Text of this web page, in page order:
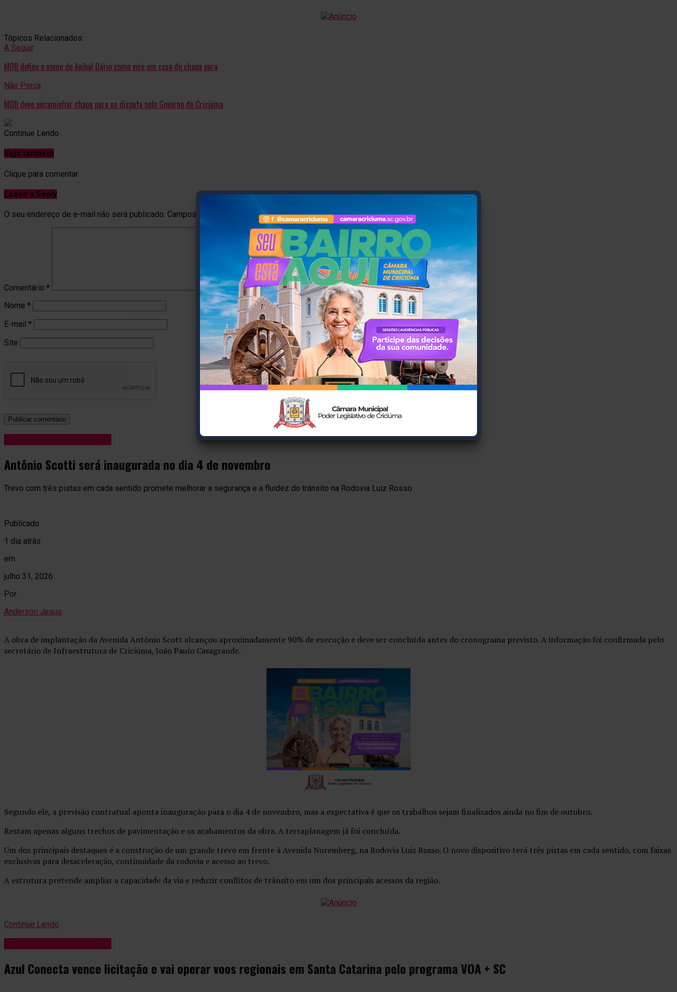
Tópicos Relacionados:
A Seguir
MDB define o nome de Aníbal Dário como vice em caso de chapa pura
Não Perca
MDB deve encaminhar chapa pura na disputa pelo Governo de Criciúma
Continue Lendo
Veja também
Clique para comentar
Leave a Reply
O seu endereço de e-mail não será publicado. Campos obrigatórios são marcados com*
Comentário *
Nome *
E-mail *
Site
Antônio Scotti será inaugurada no dia 4 de novembro
Trevo com três pistas em cada sentido promete melhorar a segurança e a fluidez do trânsito na Rodovia Luiz Rosso
Publicado
1 dia atrás
em
julho 31, 2026
Por
Anderson Jesus
A obra de implantação da Avenida Antônio Scott alcançou aproximadamente 90% de execução e deve ser concluída antes do cronograma previsto. A informação foi confirmada pelo
secretário de Infraestrutura de Criciúma, João Paulo Casagrande.
Segundo ele, a previsão contratual aponta inauguração para o dia 4 de novembro, mas a expectativa é que os trabalhos sejam finalizados ainda no fim de outubro.
Restam apenas alguns trechos de pavimentação e os acabamentos da obra. A terraplanagem já foi concluída.
Um dos principais destaques é a construção de um grande trevo em frente à Avenida Nuremberg, na Rodovia Luiz Rosso. O novo dispositivo terá três pistas em cada sentido, com faixas
exclusivas para desaceleração, continuidade da rodovia e acesso ao trevo.
A estrutura pretende ampliar a capacidade da via e reduzir conflitos de trânsito em um dos principais acessos da região.
Continue Lendo
Azul Conecta vence licitação e vai operar voos regionais em Santa Catarina pelo programa VOA + SC